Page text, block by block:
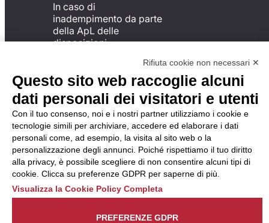
In caso di
inadempimento da parte
della ApL delle
disposizioni
possibile presentare un
reclamo
all’Organismo di
Monitoraggio utilizzando
una delle modalità
descritte al seguente
indirizzo web
https://odm-
agenzielavoro.it/reclami/.
Rifiuta cookie non necessari ✕
Questo sito web raccoglie alcuni
dati personali dei visitatori e utenti
Con il tuo consenso, noi e i nostri partner utilizziamo i cookie e
tecnologie simili per archiviare, accedere ed elaborare i dati
personali come, ad esempio, la visita al sito web o la
personalizzazione degli annunci. Poiché rispettiamo il tuo diritto
alla privacy, è possibile scegliere di non consentire alcuni tipi di
cookie. Clicca su preferenze GDPR per saperne di più.
Visualizza la Cookie Policy Completa
PREFERENZE GDPR